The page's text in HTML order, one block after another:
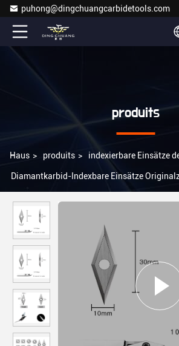
puhong@dingchuangcarbidetools.com
produits
Haus > produits > indexierbare Einsätze
Diamantkarbid-Indexbare Einsätze